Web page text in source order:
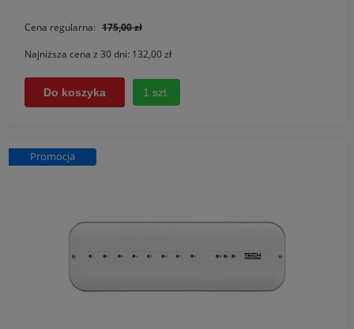
Cena regularna: 175,00 zł
Najniższa cena z 30 dni: 132,00 zł
Do koszyka 1 szt.
Promocja